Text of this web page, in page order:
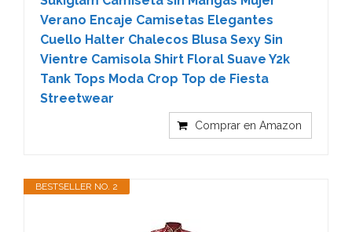
Verano Encaje Camisetas Elegantes
Cuello Halter Chalecos Blusa Sexy Sin
Vientre Camisola Shirt Floral Suave Y2k
Tank Tops Moda Crop Top de Fiesta
Streetwear
Comprar en Amazon
BESTSELLER NO. 2